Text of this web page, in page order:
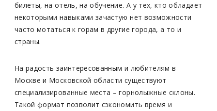
билеты, на отель, на обучение. А у тех, кто обладает
некоторыми навыками зачастую нет возможности
часто мотаться к горам в другие города, а то и
страны.
На радость заинтересованным и любителям в
Москве и Московской области существуют
специализированные места – горнолыжные склоны.
Такой формат позволит сэкономить время и